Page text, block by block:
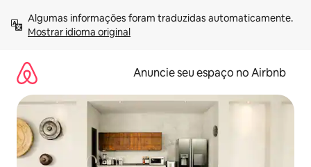
para
Mostrar idioma original
Anuncie seu espaço no Airbnb